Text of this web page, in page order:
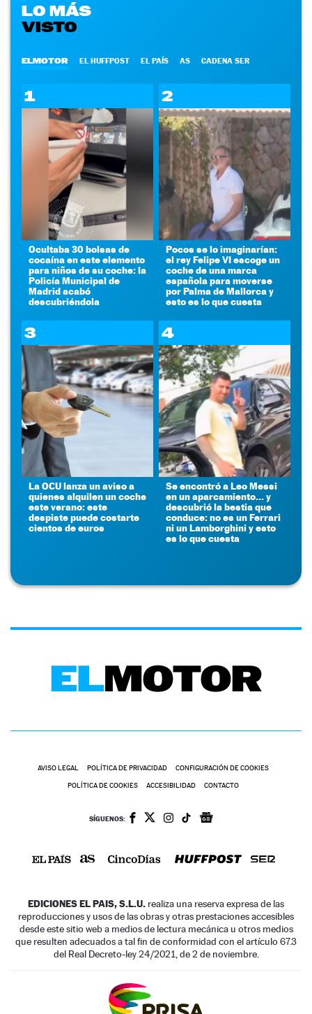
LO MÁS
VISTO
ELMOTOR EL HUFFPOST EL PAÍS AS CADENA SER
1
Ocultaba 30 bolsas de
cocaína en este elemento
para niños de su coche: la
Policía Municipal de
Madrid acabó
descubriéndola
2
Pocos se lo imaginarían:
el rey Felipe VI escoge un
coche de una marca
española para moverse
por Palma de Mallorca y
esto es lo que cuesta
3
La OCU lanza un aviso a
quienes alquilen un coche
este verano: este
despiste puede costarte
cientos de euros
4
Se encontró a Leo Messi
en un aparcamiento... y
descubrió la bestia que
conduce: no es un Ferrari
ni un Lamborghini y esto
es lo que cuesta
AVISO LEGAL POLÍTICA DE PRIVACIDAD CONFIGURACIÓN DE COOKIES
POLÍTICA DE COOKIES ACCESIBILIDAD CONTACTO
SÍGUENOS:
EDICIONES EL PAIS, S.L.U. realiza una reserva expresa de las
reproducciones y usos de las obras y otras prestaciones accesibles
desde este sitio web a medios de lectura mecánica u otros medios
que resulten adecuados a tal fin de conformidad con el artículo 67.3
del Real Decreto-ley 24/2021, de 2 de noviembre.